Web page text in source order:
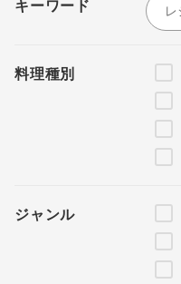
キーワード
料理種別
ジャンル